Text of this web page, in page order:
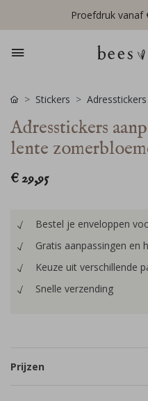
Proefdruk vanaf
Stickers
Adresstickers
lente
€ 29,95
Bestel je enveloppen
Gratis aanpassingen en
Keuze uit verschillende
Snelle verzending
Prijzen